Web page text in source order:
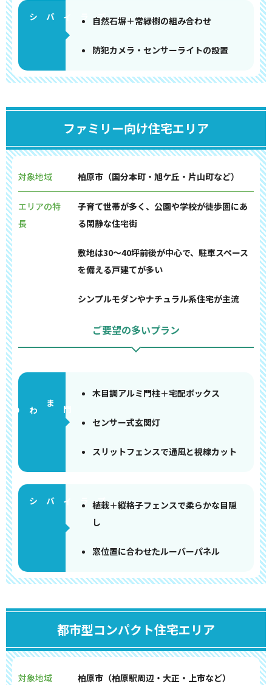
自然石塀＋常緑樹の組み合わせ
防犯カメラ・センサーライトの設置
ファミリー向け住宅エリア
対象地域 柏原市（国分本町・旭ケ丘・片山町など）
エリアの特
長
子育て世帯が多く、公園や学校が徒歩圏にあ
る閑静な住宅街
敷地は30〜40坪前後が中心で、駐車スペース
を備える戸建てが多い
シンプルモダンやナチュラル系住宅が主流
ご要望の多いプラン
門まわり
木目調アルミ門柱＋宅配ボックス
センサー式玄関灯
スリットフェンスで通風と視線カット
植栽＋縦格子フェンスで柔らかな目隠
し
窓位置に合わせたルーバーパネル
都市型コンパクト住宅エリア
対象地域 柏原市（柏原駅周辺・大正・上市など）